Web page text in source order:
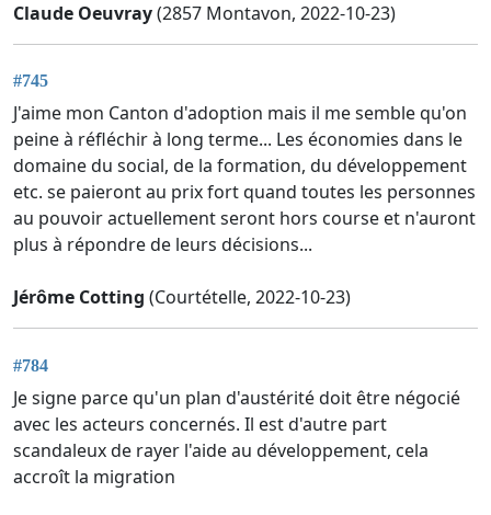
Claude Oeuvray(2857 Montavon, 2022-10-23)
#745
J'aime mon Canton d'adoption mais il me semble qu'on
peine à réfléchir à long terme... Les économies dans le
domaine du social, de la formation, du développement
etc. se paieront au prix fort quand toutes les personnes
au pouvoir actuellement seront hors course et n'auront
plus à répondre de leurs décisions...
Jérôme Cotting (Courtételle, 2022-10-23)
#784
Je signe parce qu'un plan d'austérité doit être négocié
avec les acteurs concernés. Il est d'autre part
scandaleux de rayer l'aide au développement, cela
accroît la migration